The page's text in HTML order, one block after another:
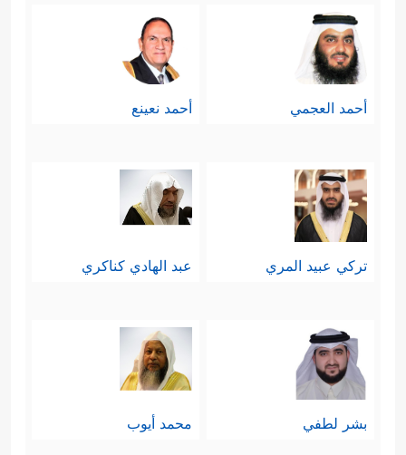
أحمد العجمي أحمد نعينع
تركي عبيد المري عبد الهادي كناكري
بشر لطفي محمد أيوب